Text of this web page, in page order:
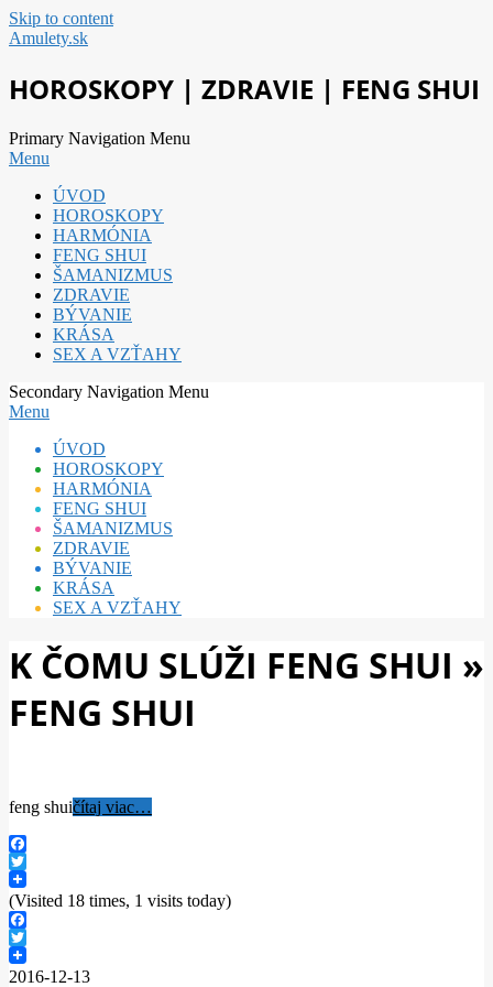
Skip to content
Amulety.sk
HOROSKOPY | ZDRAVIE | FENG SHUI
Primary Navigation Menu
Menu
ÚVOD
HOROSKOPY
HARMÓNIA
FENG SHUI
ŠAMANIZMUS
ZDRAVIE
BÝVANIE
KRÁSA
SEX A VZŤAHY
Secondary Navigation Menu
Menu
ÚVOD
HOROSKOPY
HARMÓNIA
FENG SHUI
ŠAMANIZMUS
ZDRAVIE
BÝVANIE
KRÁSA
SEX A VZŤAHY
K ČOMU SLÚŽI FENG SHUI »
FENG SHUI
feng shuičítaj viac…
Facebook
Twitter
(Visited 18 times, 1 visits today)
Facebook
Twitter
2016-12-13